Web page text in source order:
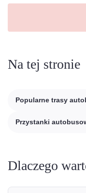
Na tej stronie
Popularne trasy
Przystanki
Dlaczego